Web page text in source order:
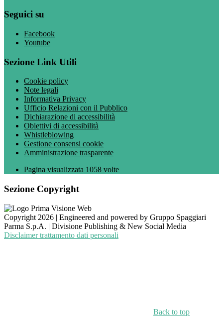
Seguici su
Facebook
Youtube
Sezione Link Utili
Cookie policy
Note legali
Informativa Privacy
Ufficio Relazioni con il Pubblico
Dichiarazione di accessibilità
Obiettivi di accessibilità
Whistleblowing
Gestione consensi cookie
Amministrazione trasparente
Pagina visualizzata 1058 volte
Sezione Copyright
Copyright 2026 | Engineered and powered by Gruppo Spaggiari
Parma S.p.A. | Divisione Publishing & New Social Media
Disclaimer trattamento dati personali
Back to top